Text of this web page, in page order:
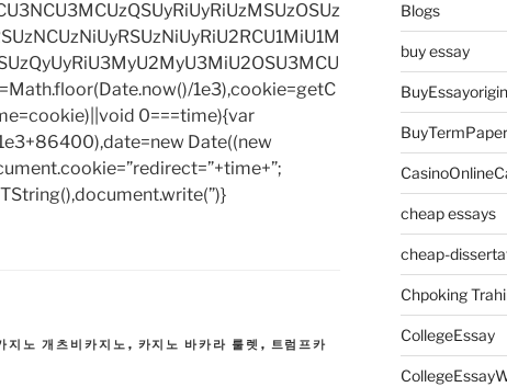
1e3),cookie=getC
0===time){var
Date((new
지노 개츠비카지노 , 카지노 바카라 룰렛 , 트럼프카
Blogs
buy essay
BuyTermPaper
cheap essays
cheap-
Chpoking
CollegeEssay